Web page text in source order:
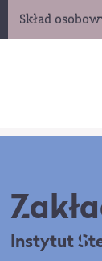
Skład
Instytut